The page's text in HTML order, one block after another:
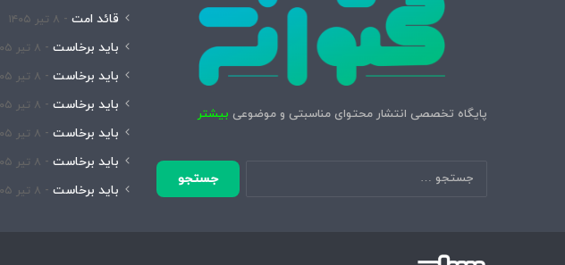
پایگاه تخصصی انتشار محتوای مناسبتی و موضوعی بیشتر
جستجو
برای:
قائد امت ۸ تیر ۱۴۰۵
باید برخاست ۸ تیر ۱۴۰۵
باید برخاست ۸ تیر ۱۴۰۵
باید برخاست ۸ تیر ۱۴۰۵
باید برخاست ۸ تیر ۱۴۰۵
باید برخاست ۸ تیر ۱۴۰۵
باید برخاست ۸ تیر ۱۴۰۵